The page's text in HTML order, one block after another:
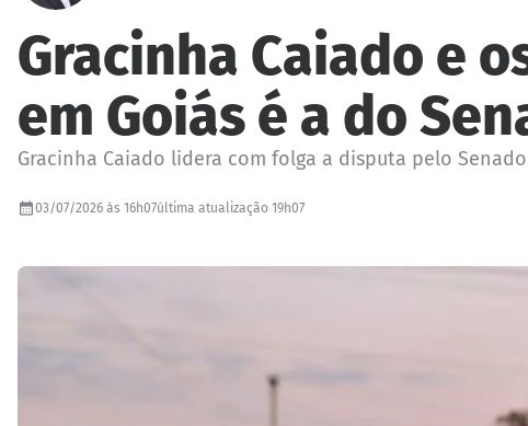
Gracinha Caiado e
em Goiás é a do
Gracinha Caiado lidera com folga a disputa pelo
03/07/2026 às 16h07última atualização 19h07